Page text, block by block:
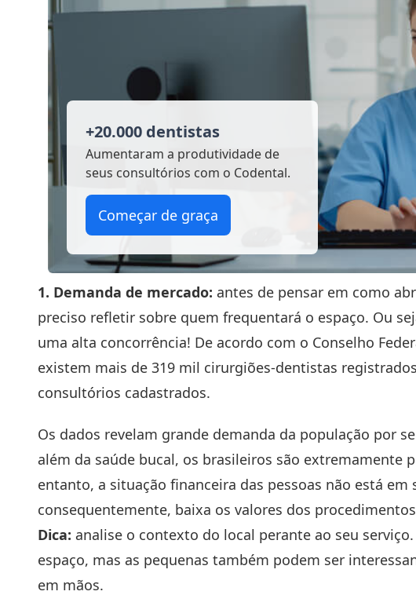
+20.000 dentistas
Aumentaram a produtividadede
seus consultórios com o Codental.
Começar de graça
1. Demanda de mercado: antes de pensar em como
preciso refletir sobre quem frequentará o espaço. Ou
uma alta concorrência! De acordo com o Conselho
existem mais de 319 mil cirurgiões-dentistas
consultórios cadastrados.
Os dados revelam grande demanda da população por
além da saúde bucal, os brasileiros são extremamente
entanto, a situação financeira das pessoas não está em
consequentemente, baixa os valores dos
Dica: analise o contexto do local perante ao seu
espaço, mas as pequenas também podem ser
em mãos.